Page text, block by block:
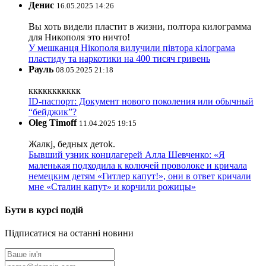
Денис 16.05.2025 14:26
Вы хоть видели пластит в жизни, полтора килограмма
для Никополя это ничто!
У мешканця Нікополя вилучили півтора кілограма
пластиду та наркотики на 400 тисяч гривень
Рауль 08.05.2025 21:18
ккккккккккк
ID-паспорт: Документ нового поколения или обычный
“бейджик”?
Oleg Timoff 11.04.2025 19:15
Жалкj, бедных детok.
Бывший узник концлагерей Алла Шевченко: «Я
маленькая подходила к колючей проволоке и кричала
немецким детям «Гитлер капут!», они в ответ кричали
мне «Сталин капут» и корчили рожицы»
Бути в курсі подій
Підписатися на останні новини